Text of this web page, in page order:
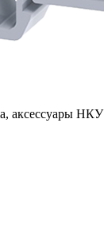
аксессуары НКУ